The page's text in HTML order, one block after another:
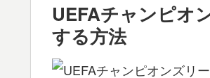
UEFAチャンピオ
する方法